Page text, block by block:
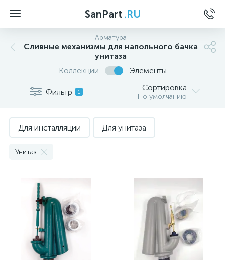
SanPart .RU
Арматура
Сливные механизмы для напольного бачка
унитаза
Коллекции
Элементы
Фильтр 1 Сортировка
По умолчанию
Для инсталляции Для унитаза
Унитаз